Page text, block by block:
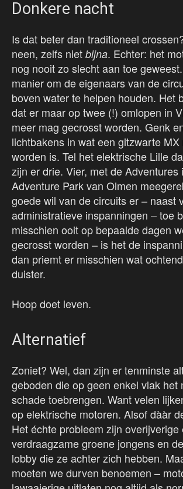
Donkere nacht
Is dat beter dan traditioneel
neen, zelfs niet bijna. Echter: het
nog nooit zo slecht aan toe
manier om de eigenaars van de
boven water te helpen houden. Het
dat er maar op twee (!) omlopen in
meer mag gecrosst worden. Genk
lichtbakens in wat een gitzwarte
worden is. Tel het elektrische Lille
zijn er drie. Vier, met de Adventures
Adventure Park van Olmen
goede wil van de circuits er – naast
administratieve inspanningen – toe
misschien ooit op bepaalde dagen
gecrosst worden – is het de
dan priemt er misschien wat
duister.
Hoop doet leven.
Alternatief
Zoniet? Wel, dan zijn er tenminste
geboden die op geen enkel vlak het
schade toebrengen. Want velen
op elektrische motoren. Alsof dààr
Het échte probleem zijn overijverige
verdraagzame groene jongens en
lobby die ze achter zich hebben.
moeten we durven benoemen –